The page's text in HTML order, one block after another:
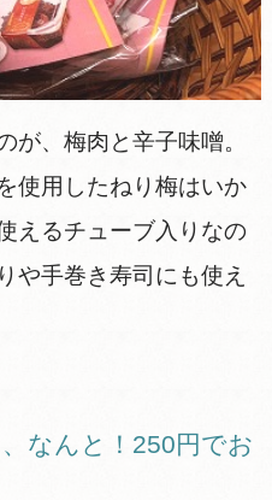
が、梅肉と辛子味噌。
使用したねり梅はいか
えるチューブ入りなの
や手巻き寿司にも使え
なんと！250円でお